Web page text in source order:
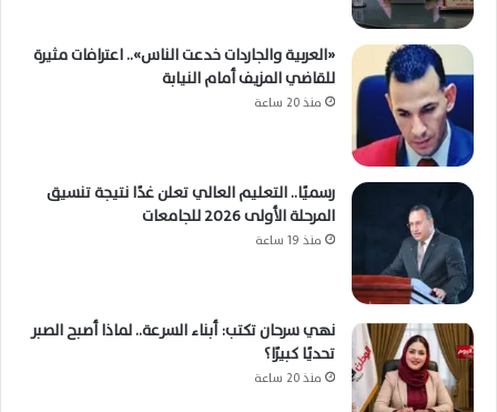
«العربية والجاردات خدعت الناس».. اعترافات مثيرة
للقاضي المزيف أمام النيابة
منذ 20 ساعة
رسميًا.. التعليم العالي تعلن غدًا نتيجة تنسيق
المرحلة الأولى 2026 للجامعات
منذ 19 ساعة
نهي سرحان تكتب: أبناء السرعة.. لماذا أصبح الصبر
تحديًا كبيرًا؟
منذ 20 ساعة